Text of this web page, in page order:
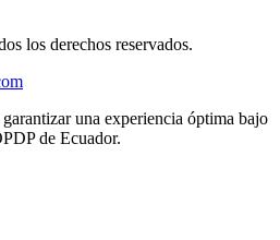
los derechos reservados.
una experiencia óptima bajo
de Ecuador.